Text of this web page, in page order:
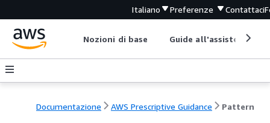
Italiano Preferenze Contattaci
Nozioni di base Guide all'assistenza
Documentazione AWS Prescriptive Guidance Pattern